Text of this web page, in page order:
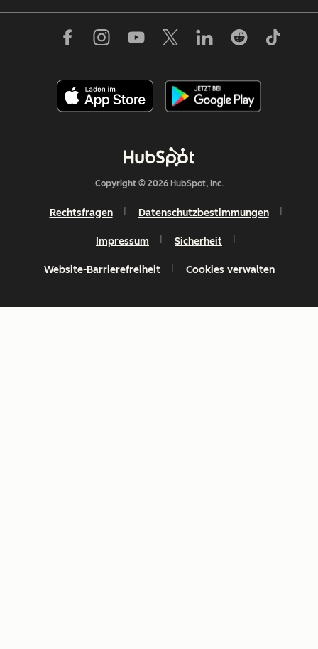
Copyright © 2026 HubSpot, Inc.
Rechtsfragen Datenschutzbestimmungen
Impressum Sicherheit
Website-Barrierefreiheit Cookies verwalten